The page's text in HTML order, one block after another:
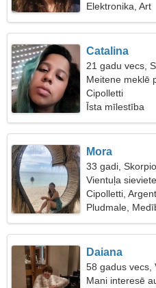
Elektronika, Art
Catalina
21 gadu vecs,
Meitene meklē
Cipolletti
Īsta mīlestība
Mora
33 gadi,
Vientuļa
Cipolletti,
Pludmale,
Daiana
58 gadus vecs,
Mani interesē